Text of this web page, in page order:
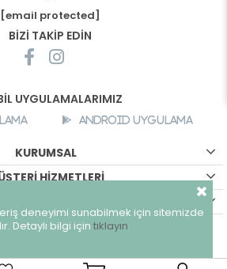
[email protected]
BİZİ TAKİP EDİN
UYGULAMALARIMIZ
Android Uygulama
KURUMSAL
HİZMETLERİ
- Tüm hakları saklıdır.
deneyimi sunabilmek için sitemizde
Detaylı bilgi için tıklayın